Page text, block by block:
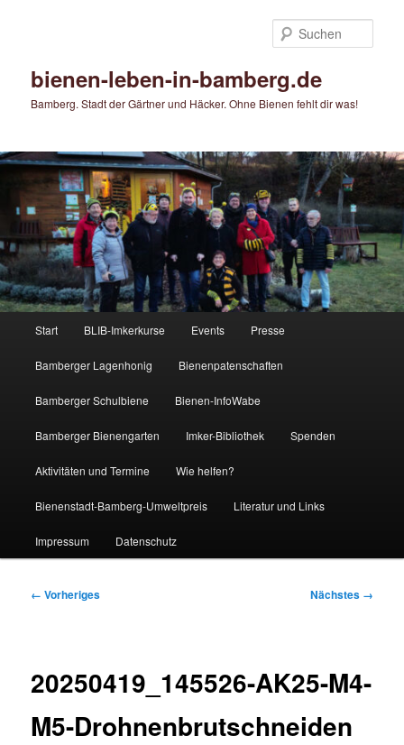
bienen-leben-in-bamberg.de
Bamberg. Stadt der Gärtner und Häcker. Ohne Bienen fehlt dir was!
Start BLIB-Imkerkurse Events Presse
Bamberger Lagenhonig Bienenpatenschaften
Bamberger Schulbiene Bienen-InfoWabe
Bamberger Bienengarten Imker-Bibliothek Spenden
Aktivitäten und Termine Wie helfen?
Bienenstadt-Bamberg-Umweltpreis Literatur und Links
Impressum Datenschutz
Bilder-
← Vorheriges Nächstes →
20250419_145526-AK25-M4-
M5-Drohnenbrutschneiden